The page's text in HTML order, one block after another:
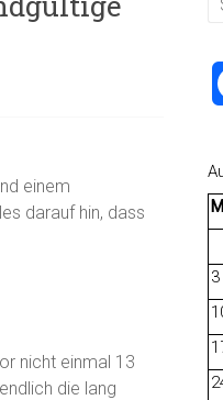
einem
darauf hin, dass
nicht einmal 13
die lang
M
3